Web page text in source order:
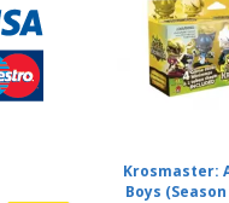
Krosmaster:
Boys